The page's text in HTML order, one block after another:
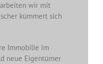
arbeiten wir mit
kümmert sich
Immobilie im
neue Eigentümer